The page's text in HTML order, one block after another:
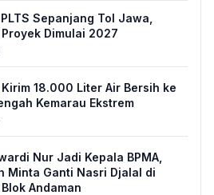
Sepanjang Tol Jawa,
Dimulai 2027
18.000 Liter Air Bersih ke
Kemarau Ekstrem
Nur Jadi Kepala BPMA,
Minta Ganti Nasri Djalal di
Andaman